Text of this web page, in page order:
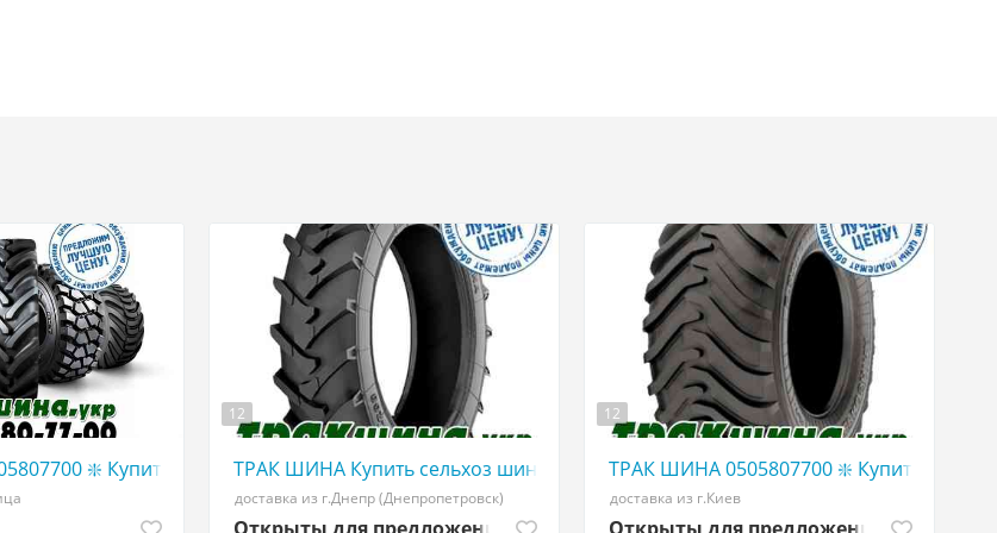
УКР|КУПИТЬ грузовые ШИНЫ АГРО шины СЕЛЬХОЗ ШИНЫ
❇️ Купить грузовые шины в Украине WWW ТРАКШИНА.УКР Грузовая резина 455/40 r22,5
12
ТРАК ШИНА Купить сельхоз шины в Украине | WWW ТРАКШИНА.УКР | Сельхоз
доставка из г.Днепр (Днепропетровск)
12
ТРАК ШИНА 0505807700 ❇️ Купить
доставка из г.Киев